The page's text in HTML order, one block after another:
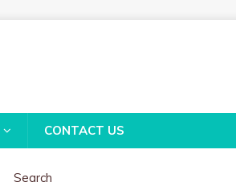
CONTACT US
Search